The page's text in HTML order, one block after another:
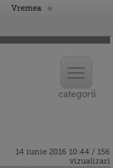
Vremea
14 iunie 2016 10:44 / 156
vizualizari